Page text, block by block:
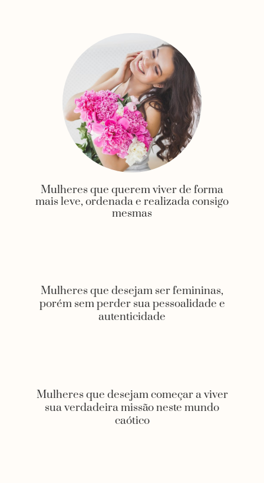
Mulheres que querem viver de forma
mais leve, ordenada e realizada consigo
mesmas
Mulheres que desejam ser femininas,
porém sem perder sua pessoalidade e
autenticidade
Mulheres que desejam começar a viver
sua verdadeira missão neste mundo
caótico